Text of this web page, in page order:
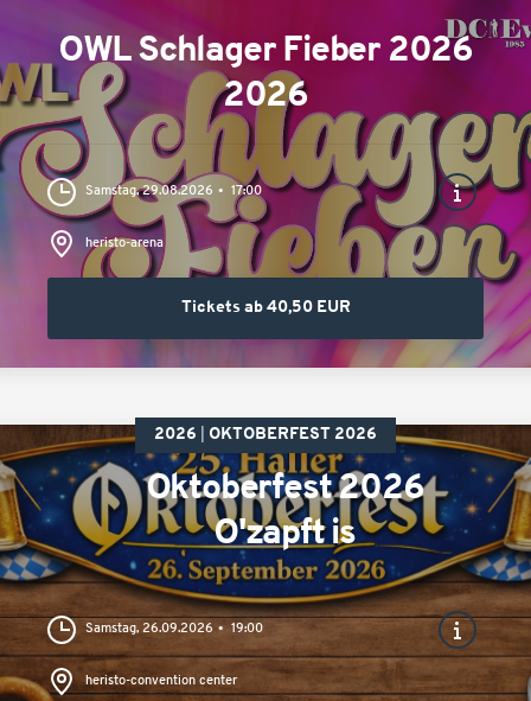
OWL Schlager Fieber 2026
2026
Samstag, 29.08.2026 17:00
heristo-arena
Tickets ab 40,50 EUR
2026 OKTOBERFEST 2026
Oktoberfest 2026
O'zapft is
Samstag, 26.09.2026 19:00
heristo-convention center